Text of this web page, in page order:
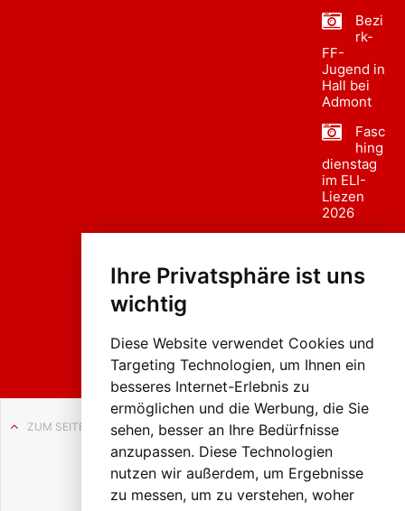
Ihre Privatsphäre ist uns
wichtig
Diese Website verwendet Cookies und
Targeting Technologien, um Ihnen ein
besseres Internet-Erlebnis zu
ermöglichen und die Werbung, die Sie
sehen, besser an Ihre Bedürfnisse
anzupassen. Diese Technologien
nutzen wir außerdem, um Ergebnisse
zu messen, um zu verstehen, woher
Bezi
rk-
FF-
Jugend in
Hall bei
Admont
Fasc
hing
dienstag
im ELI-
Liezen
2026
sumzug
Liezen
ZUM SEITENANFANG
Auf BLO24.at werben?
+43 (0)664 2226600